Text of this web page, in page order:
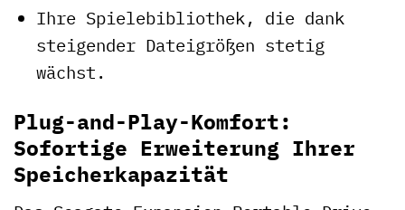
Ihre Spielebibliothek, die dank
steigender Dateigrößen stetig
wächst.
Plug-and-Play-Komfort:
Sofortige Erweiterung Ihrer
Speicherkapazität